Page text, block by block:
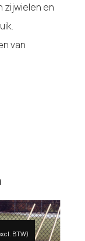
zijwielen en
van
BTW)